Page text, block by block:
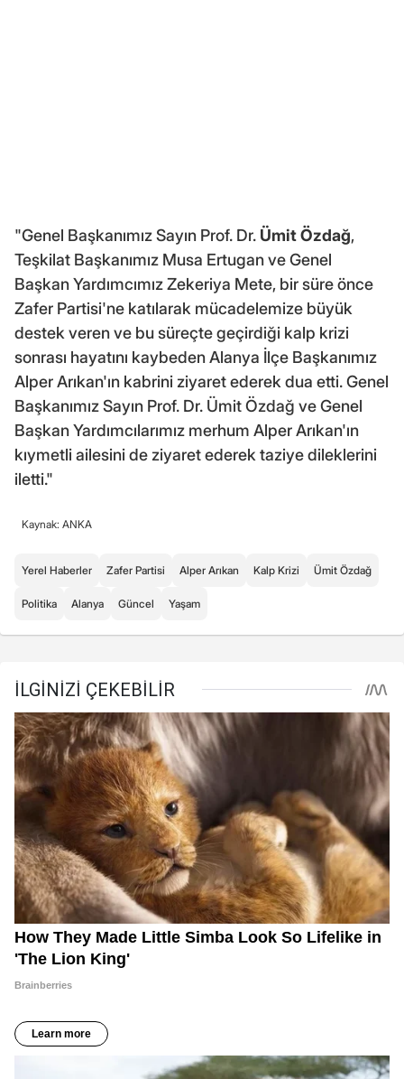
"Genel Başkanımız Sayın Prof. Dr. Ümit Özdağ,
Teşkilat Başkanımız Musa Ertugan ve Genel
Başkan Yardımcımız Zekeriya Mete, bir süre önce
Zafer Partisi'ne katılarak mücadelemize büyük
destek veren ve bu süreçte geçirdiği kalp krizi
sonrası hayatını kaybeden Alanya İlçe Başkanımız
Alper Arıkan'ın kabrini ziyaret ederek dua etti. Genel
Başkanımız Sayın Prof. Dr. Ümit Özdağ ve Genel
Başkan Yardımcılarımız merhum Alper Arıkan'ın
kıymetli ailesini de ziyaret ederek taziye dileklerini
iletti."
Kaynak: ANKA
Yerel Haberler Zafer Partisi Alper Arıkan Kalp Krizi Ümit Özdağ
Politika Alanya Güncel Yaşam